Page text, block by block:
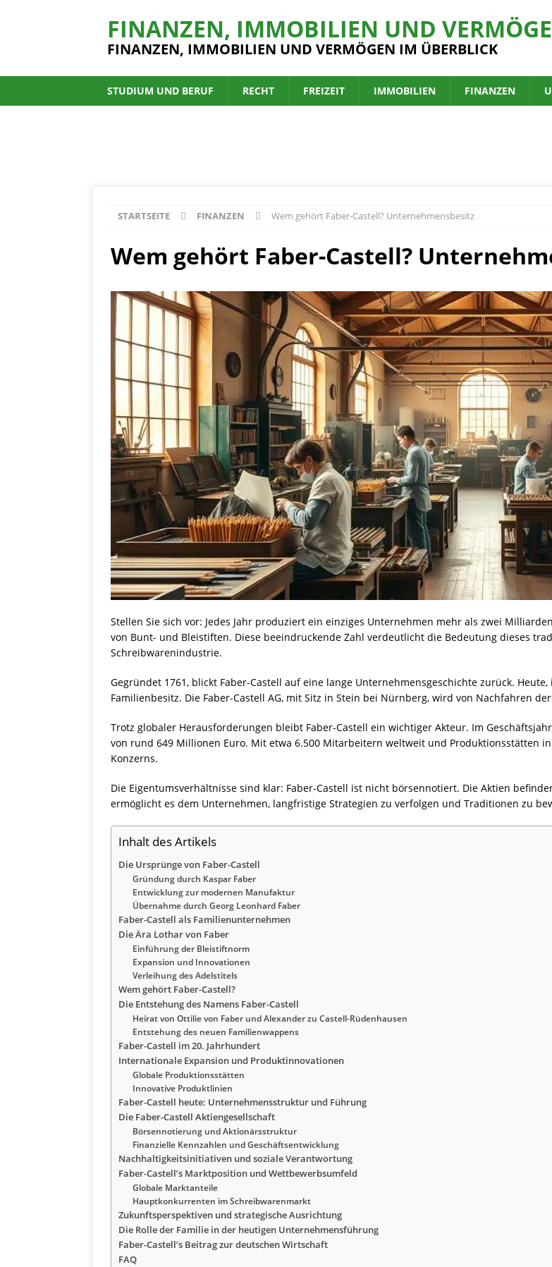
FINANZEN, IMMOBILIEN UND
FINANZEN, IMMOBILIEN UND VERMÖGEN IM ÜBERBLICK
STUDIUM UND BERUF RECHT FREIZEIT IMMOBILIEN FINANZEN
STARTSEITE FINANZEN Wem gehört Faber-Castell? Unternehmensbesitz
Wem gehört Faber-Castell?
Stellen Sie sich vor: Jedes Jahr produziert ein einziges Unternehmen mehr als zwei
von Bunt- und Bleistiften. Diese beeindruckende Zahl verdeutlicht die Bedeutung dieses
Schreibwarenindustrie.
Gegründet 1761, blickt Faber-Castell auf eine lange Unternehmensgeschichte zurück.
Familienbesitz. Die Faber-Castell AG, mit Sitz in Stein bei Nürnberg, wird von Nachfahren
Trotz globaler Herausforderungen bleibt Faber-Castell ein wichtiger Akteur. Im
von rund 649 Millionen Euro. Mit etwa 6.500 Mitarbeitern weltweit und Produktionsstätten
Konzerns.
Die Eigentumsverhältnisse sind klar: Faber-Castell ist nicht börsennotiert. Die Aktien
ermöglicht es dem Unternehmen, langfristige Strategien zu verfolgen und Traditionen zu
Inhalt des Artikels
Die Ursprünge von Faber-Castell
Gründung durch Kaspar Faber
Entwicklung zur modernen Manufaktur
Übernahme durch Georg Leonhard Faber
Faber-Castell als Familienunternehmen
Die Ära Lothar von Faber
Einführung der Bleistiftnorm
Expansion und Innovationen
Verleihung des Adelstitels
Wem gehört Faber-Castell?
Die Entstehung des Namens Faber-Castell
Heirat von Ottilie von Faber und Alexander zu Castell-Rüdenhausen
Entstehung des neuen Familienwappens
Faber-Castell im 20. Jahrhundert
Internationale Expansion und Produktinnovationen
Globale Produktionsstätten
Innovative Produktlinien
Faber-Castell heute: Unternehmensstruktur und Führung
Die Faber-Castell Aktiengesellschaft
Börsennotierung und Aktionärsstruktur
Finanzielle Kennzahlen und Geschäftsentwicklung
Nachhaltigkeitsinitiativen und soziale Verantwortung
Faber-Castell’s Marktposition und Wettbewerbsumfeld
Globale Marktanteile
Hauptkonkurrenten im Schreibwarenmarkt
Zukunftsperspektiven und strategische Ausrichtung
Die Rolle der Familie in der heutigen Unternehmensführung
Faber-Castell’s Beitrag zur deutschen Wirtschaft
FAQ